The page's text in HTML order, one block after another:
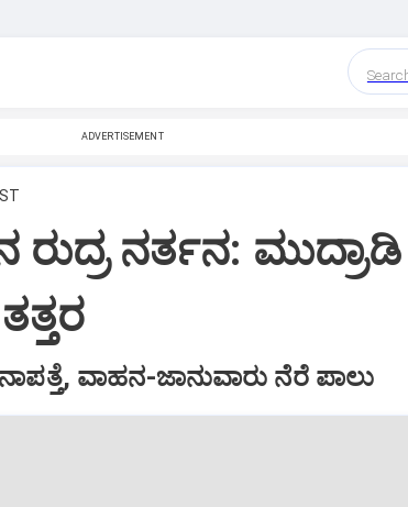
ADVERTISEMENT
ರುದ್ರ ನರ್ತನ: ಮುದ್ರಾಡಿ
ವಾಹನ-ಜಾನುವಾರು ನೆರೆ ಪಾಲು